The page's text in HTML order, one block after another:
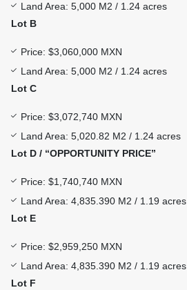
Land Area: 5,000 M2 / 1.24 acres
Lot B
Price: $3,060,000 MXN
Land Area: 5,000 M2 / 1.24 acres
Lot C
Price: $3,072,740 MXN
Land Area: 5,020.82 M2 / 1.24 acres
Lot D / “OPPORTUNITY PRICE”
Price: $1,740,740 MXN
Land Area: 4,835.390 M2 / 1.19 acres
Lot E
Price: $2,959,250 MXN
Land Area: 4,835.390 M2 / 1.19 acres
Lot F